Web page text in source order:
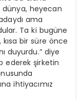
dünya, heyecan
ama
Ta ki bugüne
bir süre önce
duyurdu.” diye
ederek şirketin
ihtiyacımız